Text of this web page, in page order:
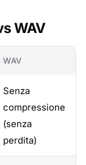
WAV
WAV
Senza
compressione
(senza
perdita)